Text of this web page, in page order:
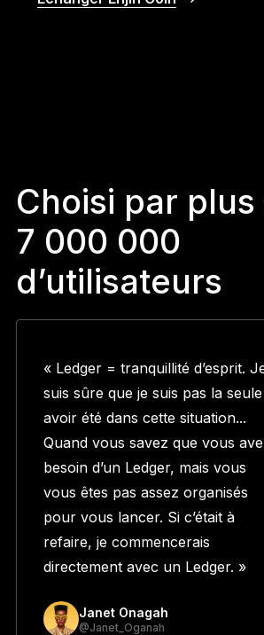
Choisi par plus
7 000 000
d’utilisateurs
« Ledger = tranquillité d’esprit.
suis sûre que je suis pas la
avoir été dans cette situation...
Quand vous savez que vous
besoin d’un Ledger, mais vous
vous êtes pas assez organisés
pour vous lancer. Si c’était à
refaire, je commencerais
directement avec un Ledger. »
Janet Onagah
@Janet_Oganah